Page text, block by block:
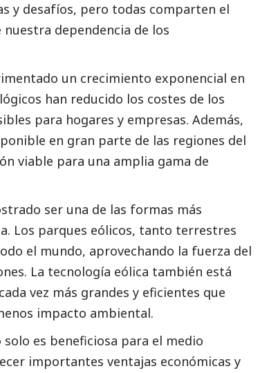
y desafíos, pero todas comparten el
dependencia de los
un crecimiento exponencial en
han reducido los costes de los
para hogares y empresas. Además,
en gran parte de las regiones del
viable para una amplia gama de
ser una de las formas más
Los parques eólicos, tanto terrestres
el mundo, aprovechando la fuerza del
La tecnología eólica también está
vez más grandes y eficientes que
impacto ambiental.
es beneficiosa para el medio
importantes ventajas económicas y